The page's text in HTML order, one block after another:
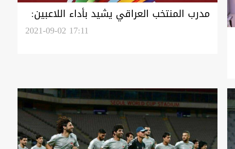
مدرب المنتخب العراقي يشيد بأداء اللاعبين:
2021-09-02 17:11